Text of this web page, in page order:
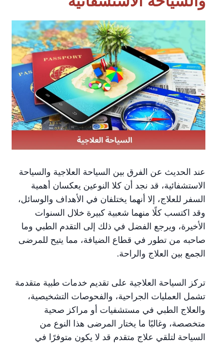
عند الحديث عن الفرق بين السياحة العلاجية والسياحة
الاستشفائية، قد نجد أن كلا النوعين يعكسان أهمية
السفر للعلاج، إلا أنهما يختلفان في الأهداف والوسائل،
وقد اكتسب كلًا منهما شعبية كبيرة خلال السنوات
الأخيرة، ويرجع الفضل في ذلك إلى التقدم الطبي وما
صاحبه من تطور في قطاع الضيافة، مما يتيح للمرضى
الجمع بين العلاج والراحة.
تركز السياحة العلاجية على تقديم خدمات طبية متقدمة
تشمل العمليات الجراحية، والفحوصات التشخيصية،
والعلاج الطبي في مستشفيات أو مراكز صحية
متخصصة، وغالبًا ما يختار المرضى هذا النوع من
السياحة لتلقي علاج متقدم قد لا يكون متوفرًا في